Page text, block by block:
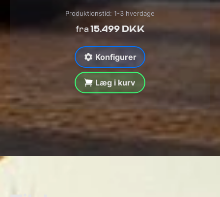
fra 15.499 DKK
Produktionstid: 1-3 hverdage
Konfigurer
Læg i kurv